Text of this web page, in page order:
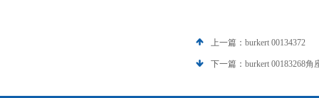
上一篇： burkert 00134372
下一篇： burkert 00183268角